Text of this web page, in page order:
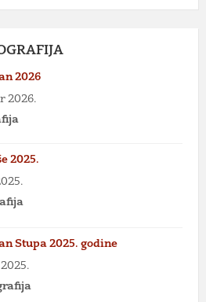
2026
2026.
2025.
Stupa 2025. godine